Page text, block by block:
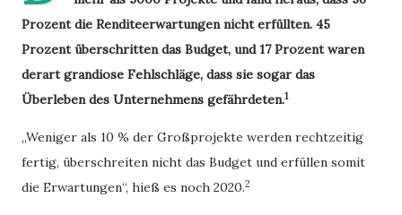
Prozent die Renditeerwartungen nicht erfüllten. 45
Prozent überschritten das Budget, und 17 Prozent waren
derart grandiose Fehlschläge, dass sie sogar das
Überleben des Unternehmens gefährdeten.1
„Weniger als 10 % der Großprojekte werden rechtzeitig
fertig, überschreiten nicht das Budget und erfüllen somit
die Erwartungen“, hieß es noch 2020.2